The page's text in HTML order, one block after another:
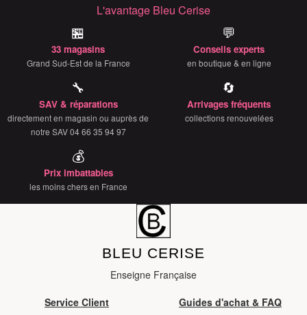
L'avantage Bleu Cerise
🏪
33 magasins
Grand Sud-Est de la France
💬
Conseils experts
en boutique & en ligne
🔧
SAV & réparations
directement en magasin ou auprès de
notre SAV 04 66 35 94 97
🔄
Arrivages fréquents
collections renouvelées
💰
Prix imbattables
les moins chers en France
BLEU CERISE
Enseigne Française
Service Client
Guides d'achat & FAQ